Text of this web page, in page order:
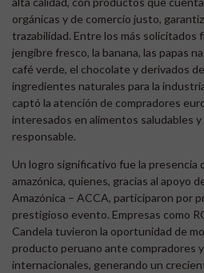
orgánicas y de comercio justo,
trazabilidad. Entre los más solicitados
jengibre fresco, la banana, las papas
café verde, el chocolate y derivados
ingredientes naturales para la
captó la atención de compradores
interesados en alimentos saludables
responsable.
Un logro significativo fue la presencia
amazónica, quienes, gracias al apoyo
Amazónica – ACCA, participaron por
prestigioso evento. Empresas como
Candela tuvieron la oportunidad de
producto peruano ante compradores
internacionales, generando un